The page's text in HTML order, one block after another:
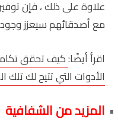
علاوة على ذلك ، فإن
مع أصدقائهم سيعزز
اقرأ أيضًا:كيف تحقق
الأدوات التي تتيح لك تلك
المزيد من الشفافية